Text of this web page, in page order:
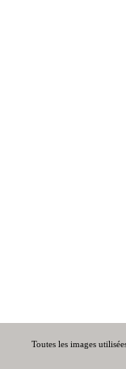
Toutes les images